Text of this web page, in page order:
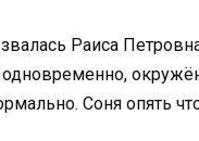
Раиса
Соня опять